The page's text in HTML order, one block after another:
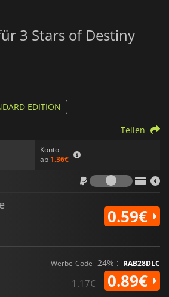
3 Stars of Destiny
EDITION
Konto
ab 1.36€
Teilen
0.59€
Werbe-Code -24% : RAB28DLC
1.17€ 0.89€